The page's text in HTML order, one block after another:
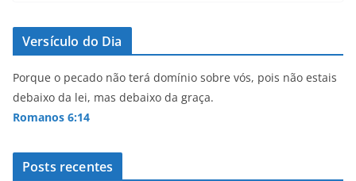
A
p
p
b
o
o
k
Versículo do Dia
Porque o pecado não terá domínio sobre vós, pois não estais
debaixo da lei, mas debaixo da graça.
Romanos 6:14
Posts recentes